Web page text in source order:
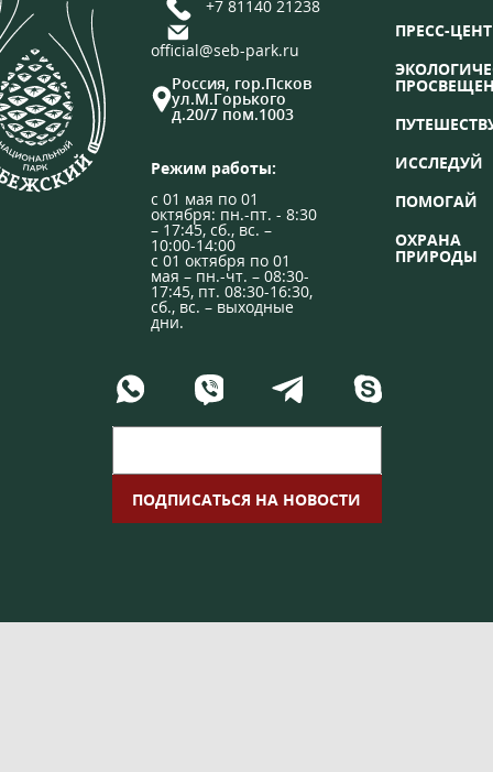
+7 81140 21238
official@seb-park.ru
Россия, гор.Псков
ул.М.Горького
д.20/7 пом.1003
Режим работы:
с 01 мая по 01
октября: пн.-пт. - 8:30
– 17:45, сб., вс. –
10:00-14:00
с 01 октября по 01
мая – пн.-чт. – 08:30-
17:45, пт. 08:30-16:30,
сб., вс. – выходные
дни.
ПРЕСС-
ИССЛЕДУЙ
ПОМОГАЙ
ОХРАНА
ПРИРОДЫ